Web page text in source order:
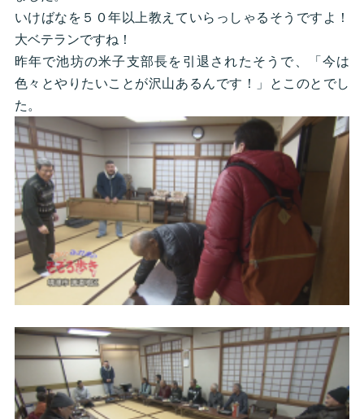
いけばなを５０年以上教えていらっしゃるそうですよ！
大ベテランですね！
昨年で池坊の米子支部長を引退されたそうで、「今は
色々とやりたいことが沢山あるんです！」とこのとでし
た。